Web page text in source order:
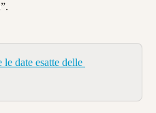
le date esatte delle